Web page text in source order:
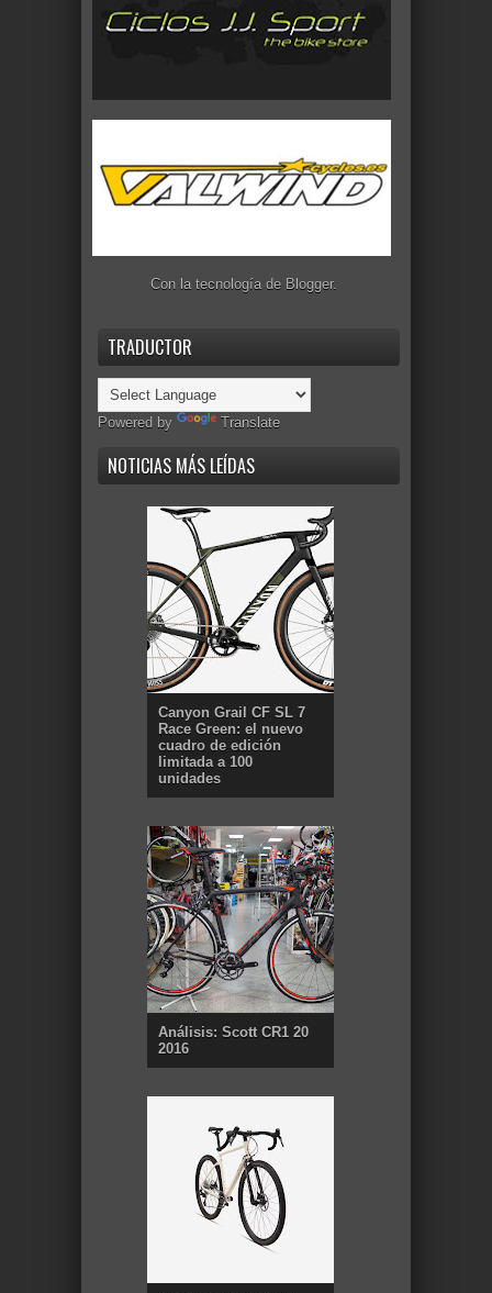
Con la tecnología de Blogger.
TRADUCTOR
Powered by Translate
NOTICIAS MÁS LEÍDAS
Canyon Grail CF SL 7
Race Green: el nuevo
cuadro de edición
limitada a 100
unidades
Análisis: Scott CR1 20
2016